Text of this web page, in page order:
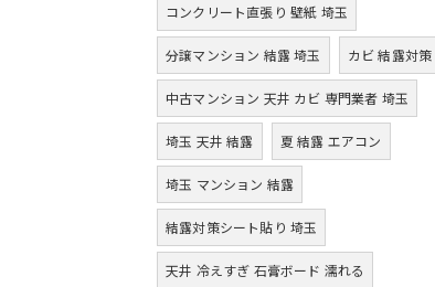
コンクリート直張り 壁紙 埼玉
分譲マンション 結露 埼玉 カビ 結露対策
中古マンション 天井 カビ 専門業者 埼玉
埼玉 天井 結露 夏 結露 エアコン
埼玉 マンション 結露
結露対策シート貼り 埼玉
天井 冷えすぎ 石膏ボード 濡れる